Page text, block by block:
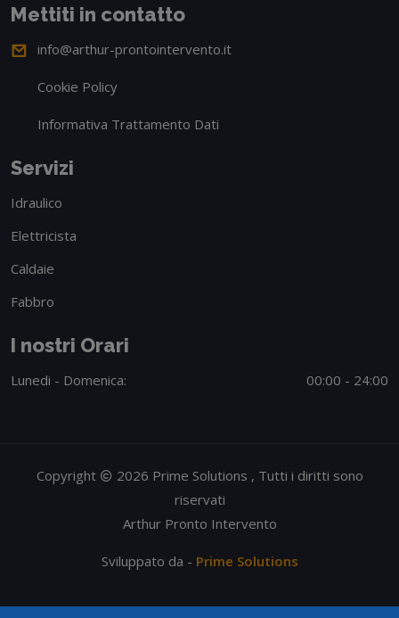
Mettiti in contatto
info@arthur-prontointervento.it
Cookie Policy
Informativa Trattamento Dati
Servizi
Idraulico
Elettricista
Caldaie
Fabbro
I nostri Orari
Lunedi - Domenica: 00:00 - 24:00
Copyright
2026 Prime Solutions , Tutti i diritti sono
riservati
Arthur Pronto Intervento
Sviluppato da - Prime Solutions